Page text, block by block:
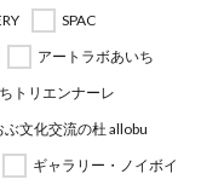
SPAC
アートラボあいち
トリエンナーレ
ぶ文化交流の杜 allobu
ギャラリー・ノイボイ